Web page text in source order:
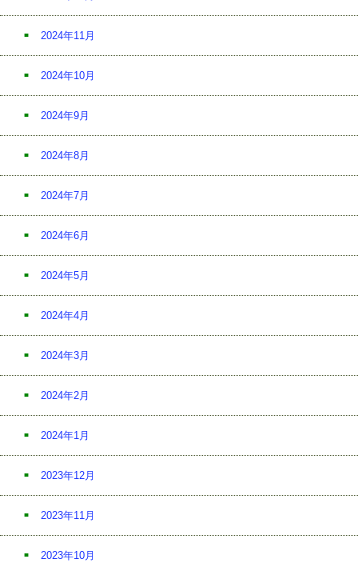
2024年11月
2024年10月
2024年9月
2024年8月
2024年7月
2024年6月
2024年5月
2024年4月
2024年3月
2024年2月
2024年1月
2023年12月
2023年11月
2023年10月